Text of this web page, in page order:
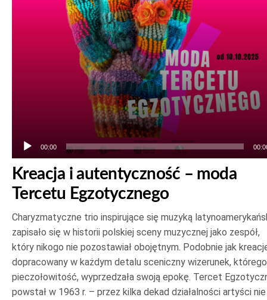
00:00
Kreacja i autentyczność – moda
Tercetu Egzotycznego
Charyzmatyczne trio inspirujące się muzyką
zapisało się w historii polskiej sceny muzycznej jako zespół,
który nikogo nie pozostawiał obojętnym. Podobnie jak
dopracowany w każdym detalu sceniczny wizerunek, którego
pieczołowitość, wyprzedzała swoją epokę. Tercet
powstał w 1963 r. – przez kilka dekad działalności artyści nie